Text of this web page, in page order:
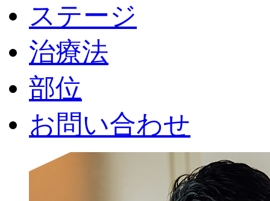
ステージ
治療法
部位
お問い合わせ